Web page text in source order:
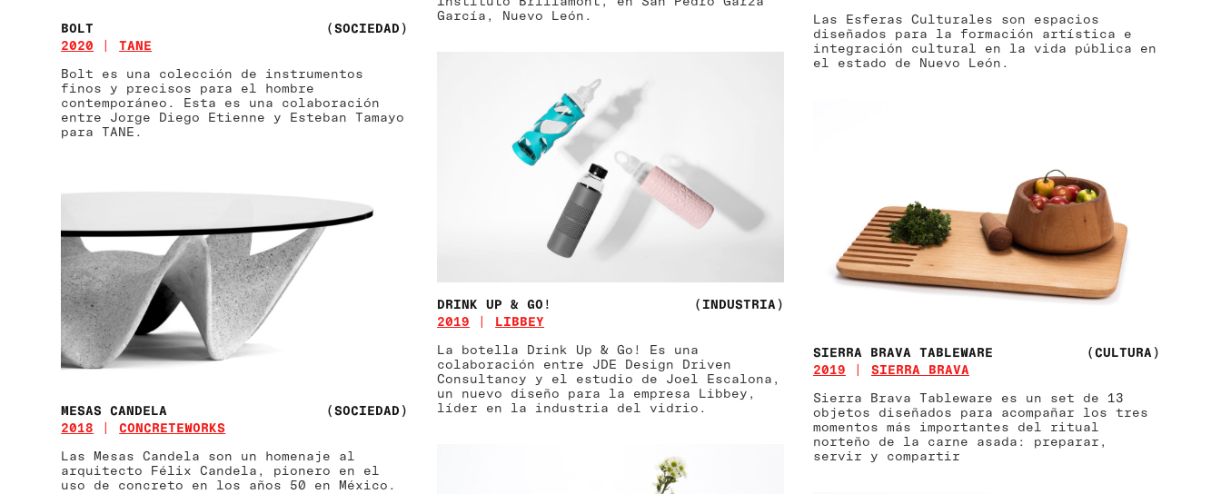
García, Nuevo León.
BOLT
(SOCIEDAD)
2020
TANE
Bolt es una colección de instrumentos
finos y precisos para el hombre
contemporáneo. Esta es una colaboración
entre Jorge Diego Etienne y Esteban Tamayo
para TANE.
Las Esferas Culturales son espacios
diseñados para la formación artística e
integración cultural en la vida pública en
el estado de Nuevo León.
DRINK UP & GO!
(INDUSTRIA)
2019
LIBBEY
La botella Drink Up & Go! Es una
colaboración entre JDE Design Driven
Consultancy y el estudio de Joel Escalona,
un nuevo diseño para la empresa Libbey,
líder en la industria del vidrio.
SIERRA BRAVA TABLEWARE
(CULTURA)
2019
SIERRA BRAVA
Sierra Brava Tableware es un set de 13
objetos diseñados para acompañar los tres
momentos más importantes del ritual
norteño de la carne asada: preparar,
servir y compartir
MESAS CANDELA
(SOCIEDAD)
2018
CONCRETEWORKS
Las Mesas Candela son un homenaje al
arquitecto Félix Candela, pionero en el
uso de concreto en los años 50 en México.